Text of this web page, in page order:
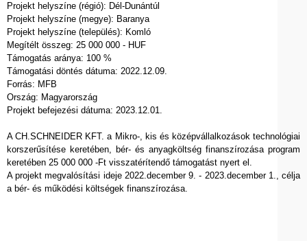
Projekt helyszíne (régió): Dél-Dunántúl
Projekt helyszíne (megye): Baranya
Projekt helyszíne (település): Komló
Megítélt összeg: 25 000 000 - HUF
Támogatás aránya: 100 %
Támogatási döntés dátuma: 2022.12.09.
Forrás: MFB
Ország: Magyarország
Projekt befejezési dátuma: 2023.12.01.
A CH.SCHNEIDER KFT. a Mikro-, kis és középvállalkozások technológiai
korszerűsítése keretében, bér- és anyagköltség finanszírozása program
keretében 25 000 000 -Ft visszatérítendő támogatást nyert el.
A projekt megvalósítási ideje 2022.december 9. - 2023.december 1., célja
a bér- és működési költségek finanszírozása.